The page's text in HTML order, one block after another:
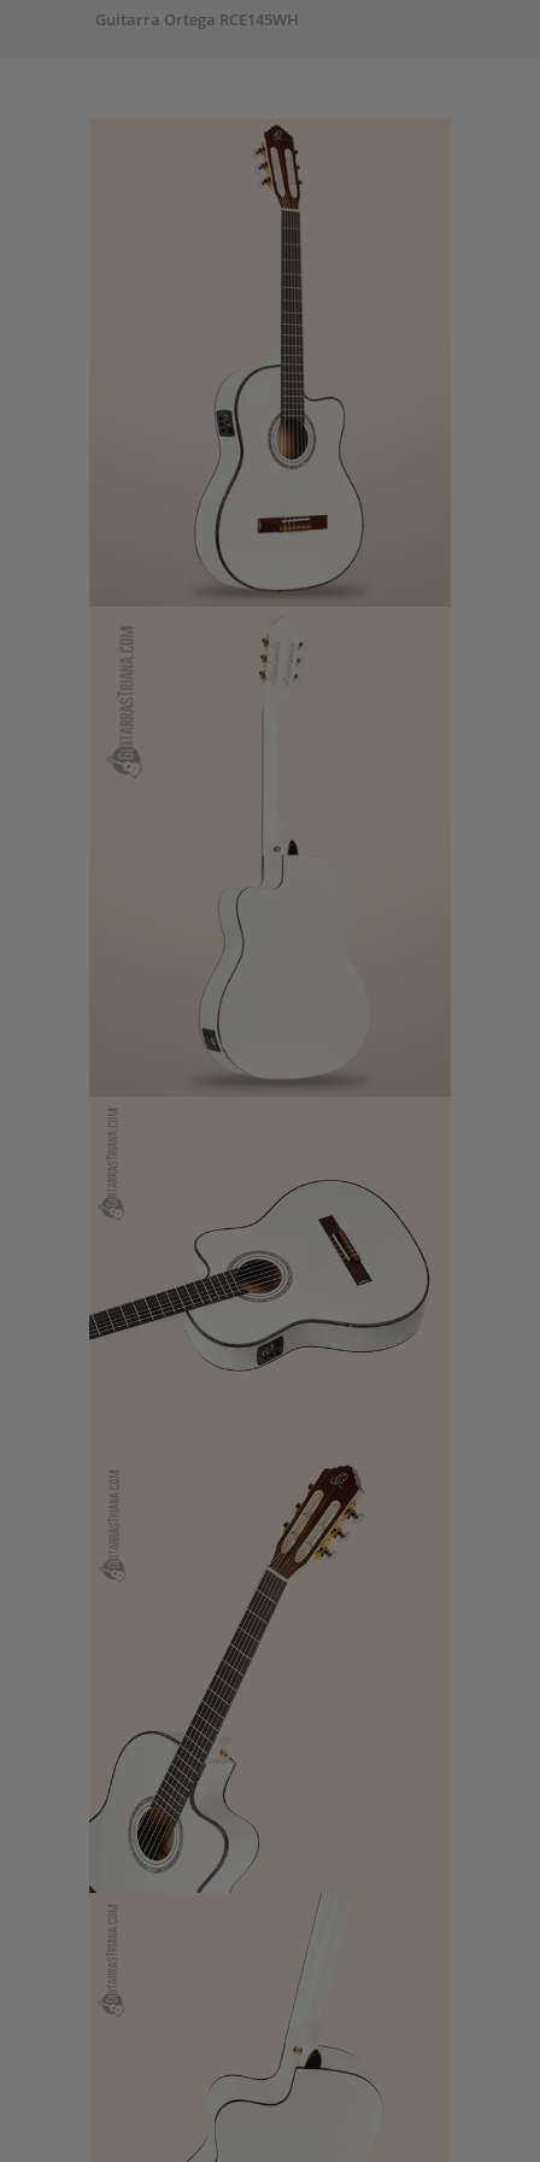
Guitarra Ortega RCE145WH